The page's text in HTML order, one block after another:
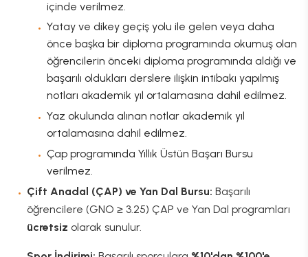
içinde verilmez.
Yatay ve dikey geçiş yolu ile gelen veya daha
önce başka bir diploma programında okumuş olan
öğrencilerin önceki diploma programında aldığı ve
başarılı oldukları derslere ilişkin intibakı yapılmış
notları akademik yıl ortalamasına dahil edilmez.
Yaz okulunda alınan notlar akademik yıl
ortalamasına dahil edilmez.
Çap programında Yıllık Üstün Başarı Bursu
verilmez.
Çift Anadal (ÇAP) ve Yan Dal Bursu: Başarılı
öğrencilere (GNO ≥ 3.25) ÇAP ve Yan Dal programları
ücretsiz olarak sunulur.